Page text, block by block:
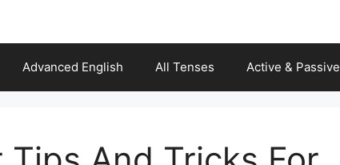
Advanced English All Tenses Active & Passive